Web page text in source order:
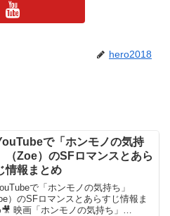
hero2018
で「ホンモノの気持
（Zoe）のSFロマンスとあら
情報まとめ
で「ホンモノの気持ち」
）のSFロマンスとあらすじ情報ま
🎥 映画「ホンモノの気持ち」